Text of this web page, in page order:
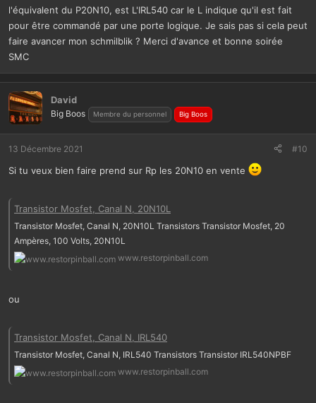
l'équivalent du P20N10, est L'IRL540 car le L indique qu'il est fait
pour être commandé par une porte logique. Je sais pas si cela peut
faire avancer mon schmilblik ? Merci d'avance et bonne soirée
SMC
David
Big Boos Membre du personnel Big Boos
13 Décembre 2021 #10
Si tu veux bien faire prend sur Rp les 20N10 en vente
Transistor Mosfet, Canal N, 20N10L
Transistor Mosfet, Canal N, 20N10L Transistors Transistor Mosfet, 20
Ampères, 100 Volts, 20N10L
www.restorpinball.com
ou
Transistor Mosfet, Canal N, IRL540
Transistor Mosfet, Canal N, IRL540 Transistors Transistor IRL540NPBF
www.restorpinball.com